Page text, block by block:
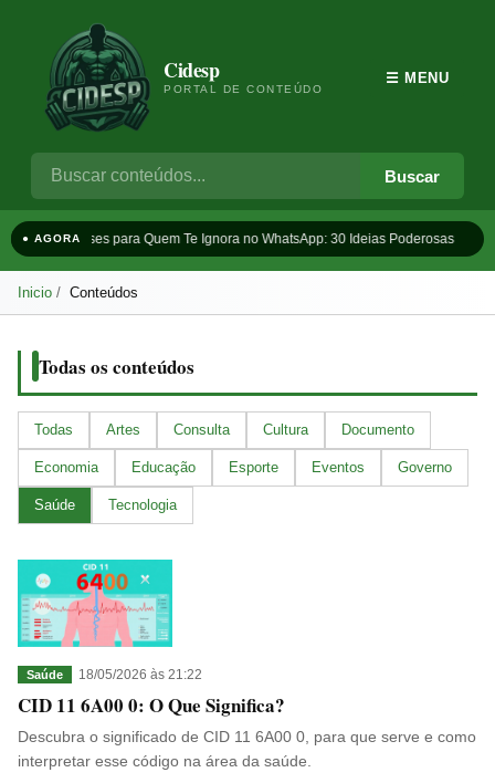
Cidesp
PORTAL DE CONTEÚDO
Buscar
☰ MENU
● AGORAFrases para Quem Te Ignora no WhatsApp: 30 Ideias Poderosas
Inicio Conteúdos
Todas os conteúdos
Todas Artes Consulta Cultura Documento
Economia Educação Esporte Eventos Governo
Saúde Tecnologia
Saúde 18/05/2026 às 21:22
CID 11 6A00 0: O Que Significa?
Descubra o significado de CID 11 6A00 0, para que serve e como
interpretar esse código na área da saúde.